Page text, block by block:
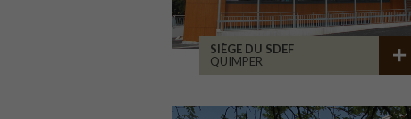
SIÈGE DU SDEF
QUIMPER